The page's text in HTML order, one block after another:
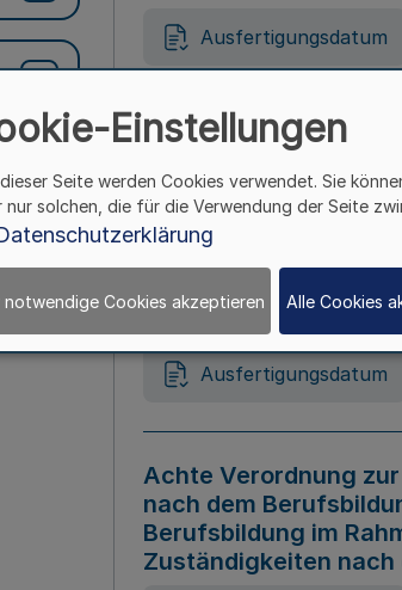
Ausfertigungsdatum
Gesetz zur
Ausfertigungsdatum
Gesetz zur
Ausfertigungsdatum
Achte Verordnung
nach dem
Berufsbildung im
Zuständigkeiten
Einstellungen
Seite werden Cookies verwendet. Sie
nur solchen, die für die Verwendung der Seite
notwendige Cookies akzeptieren Alle Cookies